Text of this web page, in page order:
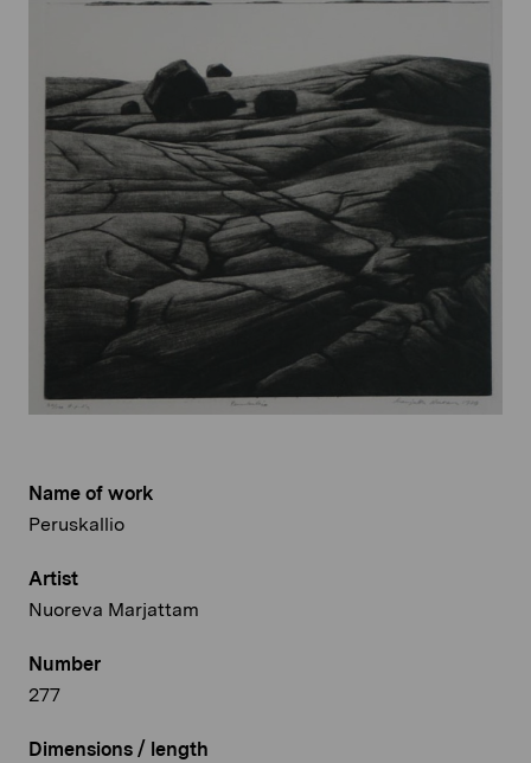
Name of work
Peruskallio
Artist
Nuoreva Marjattam
Number
277
Dimensions / length